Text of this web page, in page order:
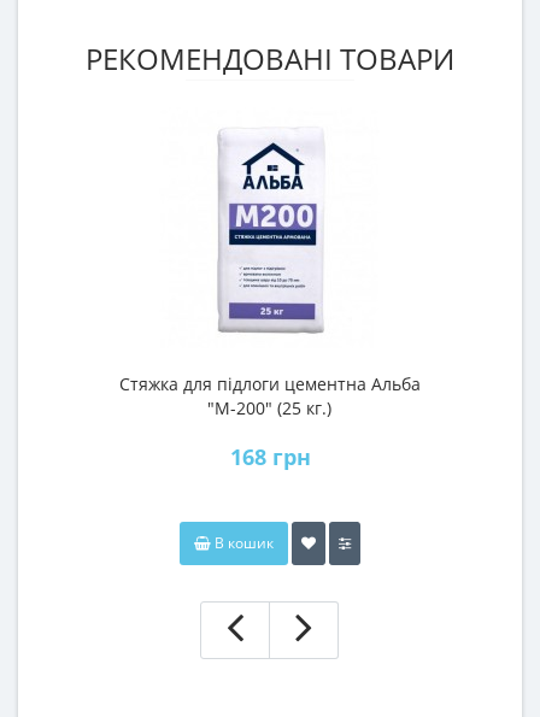
РЕКОМЕНДОВАНІ ТОВАРИ
Стяжка для підлоги цементна Альба
"М-200" (25 кг.)
168 грн
В кошик